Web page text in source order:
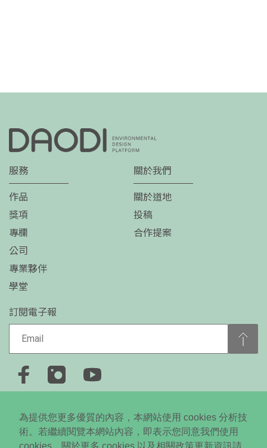
為提供您更多優質的內容，本網站使用 cookies 分析技
術。若繼續閱覽本網站內容，即表示您同意我們使用
cookies，關於更多 cookies 以及相關政策更新資訊請
服務
作品
獎項
專欄
公司
專業夥伴
學堂
關於我們
關於道地
投稿
合作提案
訂閱電子報
台北市大安區忠孝東路四段310號5樓